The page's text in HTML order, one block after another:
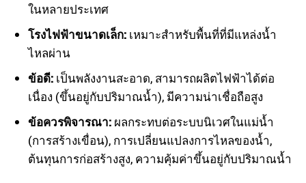
ในหลายประเทศ
โรงไฟฟ้าขนาดเล็ก: เหมาะสำหรับพื้นที่ที่มีแหล่งน้ำ
ไหลผ่าน
ข้อดี: เป็นพลังงานสะอาด, สามารถผลิตไฟฟ้าได้ต่อ
เนื่อง (ขึ้นอยู่กับปริมาณน้ำ), มีความน่าเชื่อถือสูง
ข้อควรพิจารณา: ผลกระทบต่อระบบนิเวศในแม่น้ำ
(การสร้างเขื่อน), การเปลี่ยนแปลงการไหลของน้ำ,
ต้นทุนการก่อสร้างสูง, ความคุ้มค่าขึ้นอยู่กับปริมาณน้ำ